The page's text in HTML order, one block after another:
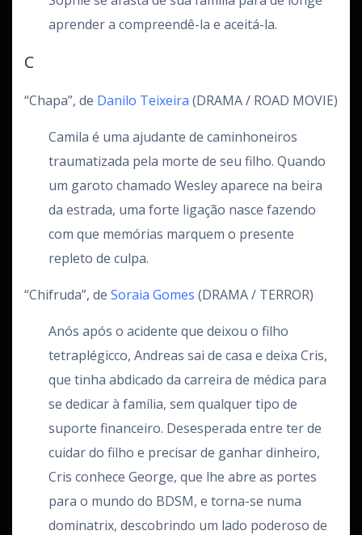
aprender a compreendê-la e aceitá-la.
C
“Chapa”, de Danilo Teixeira (DRAMA / ROAD MOVIE)
Camila é uma ajudante de caminhoneiros
traumatizada pela morte de seu filho. Quando
um garoto chamado Wesley aparece na beira
da estrada, uma forte ligação nasce fazendo
com que memórias marquem o presente
repleto de culpa.
“Chifruda”, de Soraia Gomes (DRAMA / TERROR)
Anós após o acidente que deixou o filho
tetraplégicco, Andreas sai de casa e deixa Cris,
que tinha abdicado da carreira de médica para
se dedicar à família, sem qualquer tipo de
suporte financeiro. Desesperada entre ter de
cuidar do filho e precisar de ganhar dinheiro,
Cris conhece George, que lhe abre as portes
para o mundo do BDSM, e torna-se numa
dominatrix, descobrindo um lado poderoso de